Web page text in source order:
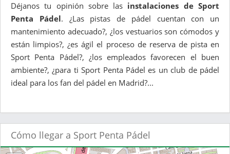
Déjanos tu opinión sobre las instalaciones de Sport
Penta Pádel. ¿Las pistas de pádel cuentan con un
mantenimiento adecuado?, ¿los vestuarios son cómodos y
están limpios?, ¿es ágil el proceso de reserva de pista en
Sport Penta Pádel?, ¿los empleados favorecen el buen
ambiente?, ¿para ti Sport Penta Pádel es un club de pádel
ideal para los fan del pádel en Madrid?...
Cómo llegar a Sport Penta Pádel